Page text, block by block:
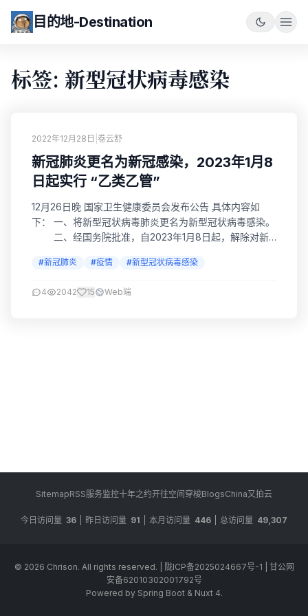
目的地-Destination
标签: 新型冠状病毒感染
2022年12月28日 卷云舒
新冠肺炎更名为新冠感染，2023年1月8
日起实行 “乙类乙管”
12月26日晚 国家卫生健康委员会发布公告 具体内容如
下： 一、将新型冠状病毒肺炎更名为新型冠状病毒感染。
二、经国务院批准，自2023年1月8日起，解除对新
规定的甲类传染病预防、控制措施；新型冠状病毒感染不
染病管理。 12月26日晚，国务院应对新型冠状病毒感染疫
#新冠肺炎 #疫情 #新型冠状病毒感染
4 2042 15 Web端
SitemapRSS服务监控十年之约开往空间穿梭BlogsChina又拍云
今日访问量 36 昨日访问量 91 本月访问量 446 总访问量 49,307
© 2026 Chrison. All rights reserved. 陇ICP备2025024667号-1
甘公网
安备62010302001792号
Powered by Spring Boot & Nuxt 4.